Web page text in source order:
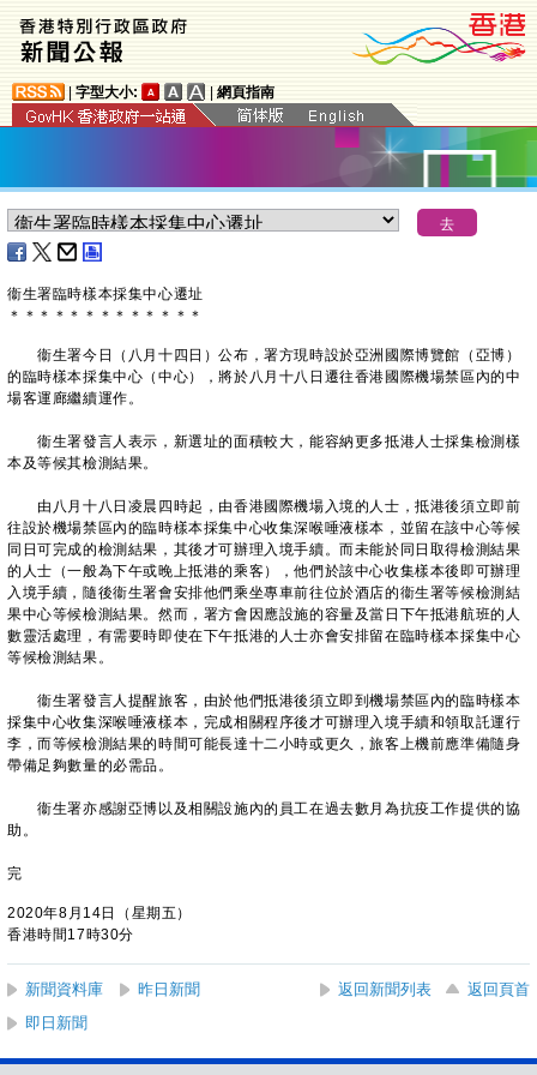
字型大小: 網頁指南
衞生署臨時樣本採集中心遷址
＊ ＊ ＊ ＊ ＊ ＊ ＊ ＊ ＊ ＊ ＊ ＊ ＊
衞生署今日（八月十四日）公布，署方現時設於亞洲國際博覽館（亞博）
的臨時樣本採集中心（中心），將於八月十八日遷往香港國際機場禁區內的中
場客運廊繼續運作。
衞生署發言人表示，新選址的面積較大，能容納更多抵港人士採集檢測樣
本及等候其檢測結果。
由八月十八日凌晨四時起，由香港國際機場入境的人士，抵港後須立即前
往設於機場禁區內的臨時樣本採集中心收集深喉唾液樣本，並留在該中心等候
同日可完成的檢測結果，其後才可辦理入境手續。而未能於同日取得檢測結果
的人士（一般為下午或晚上抵港的乘客），他們於該中心收集樣本後即可辦理
入境手續，隨後衞生署會安排他們乘坐專車前往位於酒店的衞生署等候檢測結
果中心等候檢測結果。然而，署方會因應設施的容量及當日下午抵港航班的人
數靈活處理，有需要時即使在下午抵港的人士亦會安排留在臨時樣本採集中心
等候檢測結果。
衞生署發言人提醒旅客，由於他們抵港後須立即到機場禁區內的臨時樣本
採集中心收集深喉唾液樣本，完成相關程序後才可辦理入境手續和領取託運行
李，而等候檢測結果的時間可能長達十二小時或更久，旅客上機前應準備隨身
帶備足夠數量的必需品。
衞生署亦感謝亞博以及相關設施內的員工在過去數月為抗疫工作提供的協
助。
完
2020年8月14日（星期五）
香港時間17時30分
新聞資料庫 昨日新聞 返回新聞列表
返回頁首
即日新聞